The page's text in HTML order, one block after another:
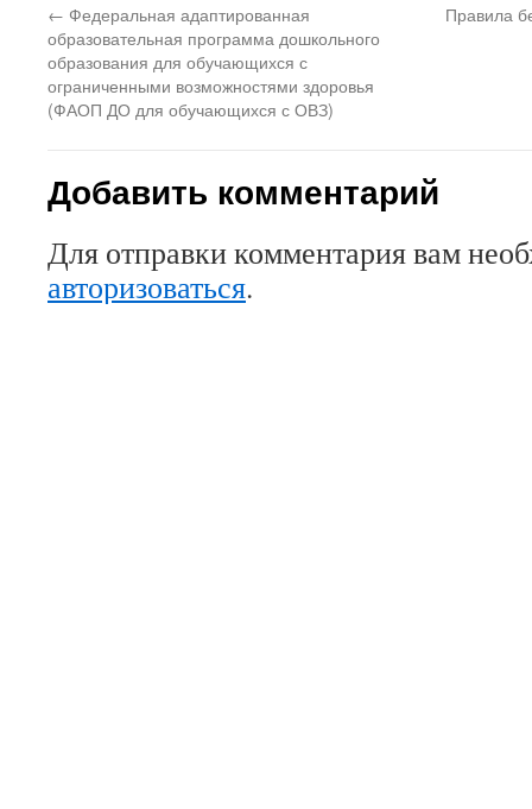
← Федеральная адаптированная
образовательная программа дошкольного
образования для обучающихся с
ограниченными возможностями здоровья
(ФАОП ДО для обучающихся с ОВЗ)
Правила
Добавить комментарий
Для отправки комментария вам
авторизоваться.